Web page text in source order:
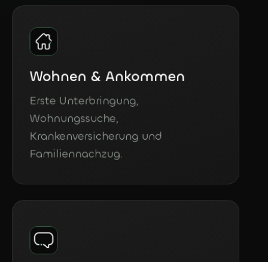
Wohnen & Ankommen
Erste Unterbringung,
Wohnungssuche,
Krankenversicherung und
Familiennachzug.